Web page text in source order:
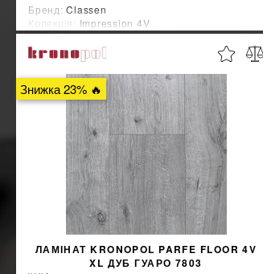
Бренд:Classen
Колекція: Impression 4V
Країна-виробник:Германия
%
КУПИТИ
Знижка 23% 🔥
ЛАМІНАТ KRONOPOL PARFE FLOOR 4V
XL ДУБ ГУАРО 7803